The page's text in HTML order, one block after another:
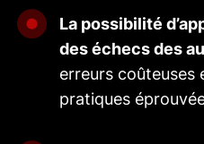
La possibilité
des échecs des
erreurs coûteuses
pratiques